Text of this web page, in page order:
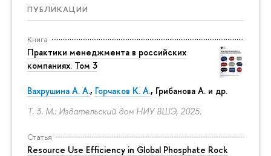
ПУБЛИКАЦИИ
Книга
Практики менеджмента в российских
компаниях. Том 3
Вахрушина А. А., Горчаков К. А., Грибанова А. и др.
Т. 3. М.: Издательский дом НИУ ВШЭ, 2025.
Статья
Resource Use Efficiency in Global Phosphate Rock